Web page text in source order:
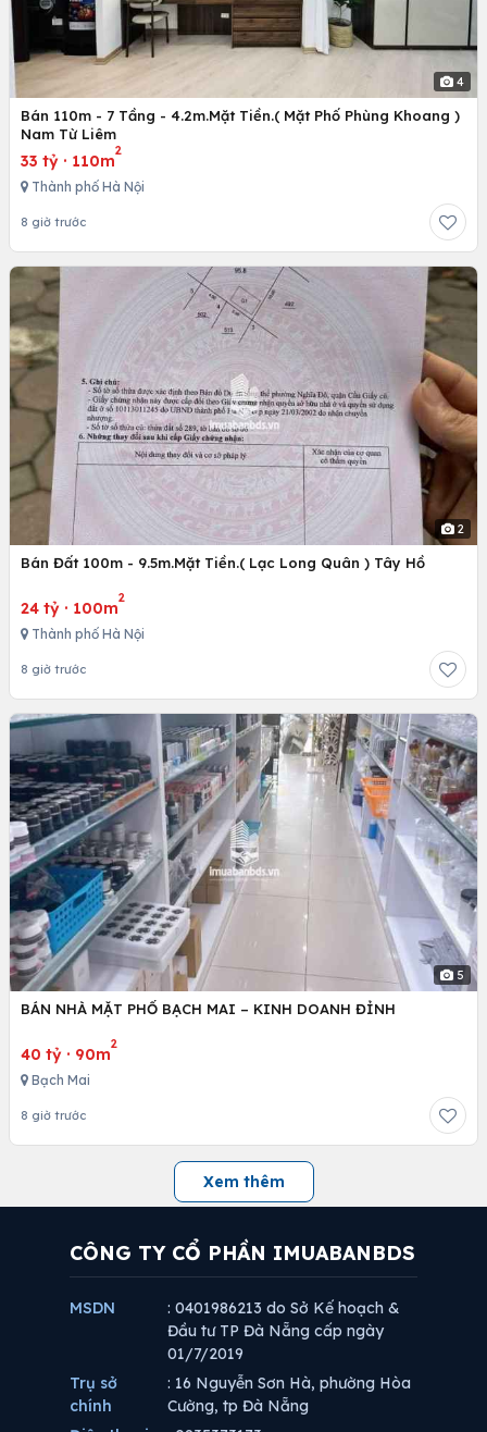
4
Bán 110m - 7 Tầng - 4.2m.Mặt Tiền.( Mặt Phố Phùng Khoang )
Nam Từ Liêm
33 tỷ · 110m
2
Thành phố Hà Nội
8 giờ trước
2
Bán Đất 100m - 9.5m.Mặt Tiền.( Lạc Long Quân ) Tây Hồ
24 tỷ · 100m
2
Thành phố Hà Nội
8 giờ trước
5
BÁN NHÀ MẶT PHỐ BẠCH MAI – KINH DOANH ĐỈNH
40 tỷ · 90m
2
Bạch Mai
8 giờ trước
Xem thêm
CÔNG TY CỔ PHẦN IMUABANBDS
MSDN
: 0401986213 do Sở Kế hoạch &
Đầu tư TP Đà Nẵng cấp ngày
01/7/2019
Trụ sở
chính
: 16 Nguyễn Sơn Hà, phường Hòa
Cường, tp Đà Nẵng